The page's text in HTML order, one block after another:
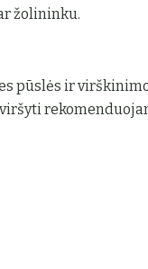
žolininku.
pūslės ir